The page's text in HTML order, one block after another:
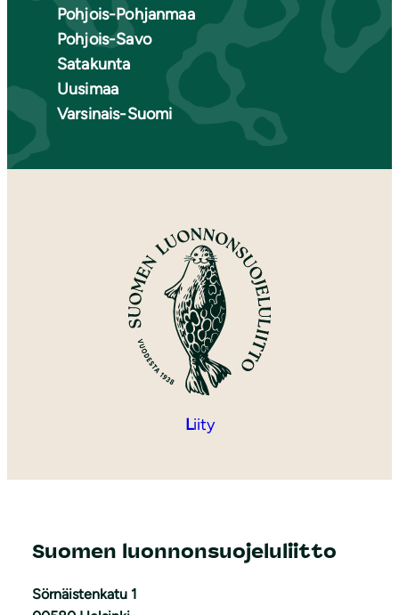
Pohjois-Pohjanmaa
Pohjois-Savo
Satakunta
Uusimaa
Varsinais-Suomi
Liity
Suomen luonnonsuojeluliitto
Sörnäistenkatu 1